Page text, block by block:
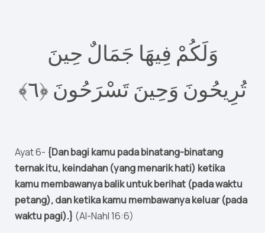
وَلَكُمْ فِيهَا جَمَالٌ حِينَ
تُرِيحُونَ وَحِينَ تَسْرَحُونَ ‎﴿٦﴾
Ayat 6- {Dan bagi kamu pada binatang-binatang
ternak itu, keindahan (yang menarik hati) ketika
kamu membawanya balik untuk berihat (pada waktu
petang), dan ketika kamu membawanya keluar (pada
waktu pagi).} (Al-Nahl 16:6)